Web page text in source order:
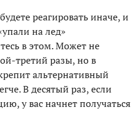
реагировать иначе, и
на лед»
в этом. Может не
третий разы, но в
альтернативный
В десятый раз, если
у вас начнет получаться